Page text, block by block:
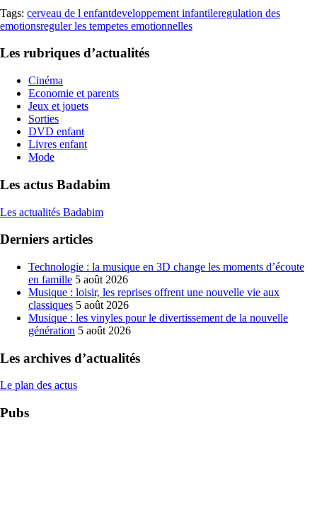
Tags: cerveau de l enfantdeveloppement infantileregulation des
emotionsreguler les tempetes emotionnelles
Les rubriques d’actualités
Cinéma
Economie et parents
Jeux et jouets
Sorties
DVD enfant
Livres enfant
Mode
Les actus Badabim
Les actualités Badabim
Derniers articles
Technologie : la musique en 3D change les moments d’écoute
en famille 5 août 2026
Musique : loisir, les reprises offrent une nouvelle vie aux
classiques 5 août 2026
Musique : les vinyles pour le divertissement de la nouvelle
génération 5 août 2026
Les archives d’actualités
Le plan des actus
Pubs